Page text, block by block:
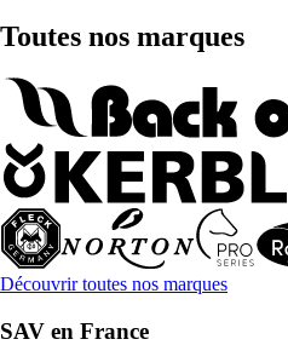
Toutes nos marques
Découvrir toutes nos marques
SAV en France